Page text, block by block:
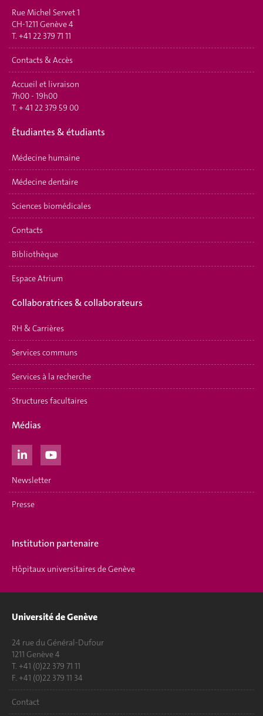
Rue Michel Servet 1
CH-1211 Genève 4
T. +41 22 379 71 11
Contacts & Accès
Accueil et livraison
7h00 - 19h00
T. + 41 22 379 59 00
Étudiantes & étudiants
Médecine humaine
Médecine dentaire
Sciences biomédicales
Contacts
Bibliothèque
Espace Atrium
Collaboratrices & collaborateurs
RH & Carrières
Services communs
Services à la recherche
Structures facultaires
Médias
Newsletter
Presse
Institution partenaire
Hôpitaux universitaires de Genève
Université de Genève
24 rue du Général-Dufour
1211 Genève 4
T. +41 (0)22 379 71 11
F. +41 (0)22 379 11 34
Contact